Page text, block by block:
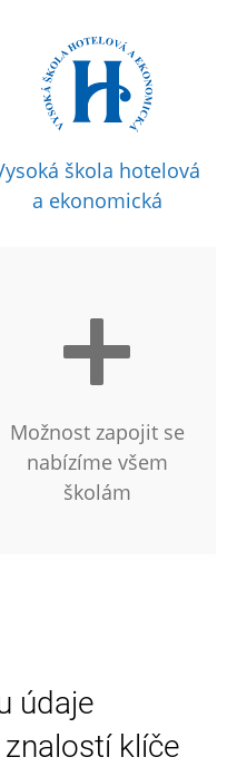
škola hotelová
a ekonomická
Možnost zapojit se
nabízíme všem
školám
údaje
klíče